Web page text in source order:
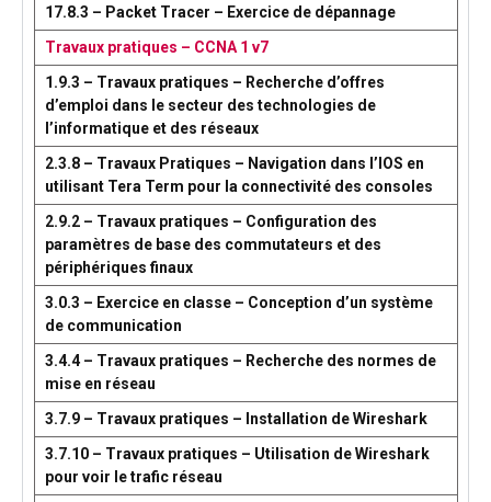
17.8.3 – Packet Tracer – Exercice de dépannage
Travaux pratiques – CCNA 1 v7
1.9.3 – Travaux pratiques – Recherche d’offres
d’emploi dans le secteur des technologies de
l’informatique et des réseaux
2.3.8 – Travaux Pratiques – Navigation dans l’IOS en
utilisant Tera Term pour la connectivité des consoles
2.9.2 – Travaux pratiques – Configuration des
paramètres de base des commutateurs et des
périphériques finaux
3.0.3 – Exercice en classe – Conception d’un système
de communication
3.4.4 – Travaux pratiques – Recherche des normes de
mise en réseau
3.7.9 – Travaux pratiques – Installation de Wireshark
3.7.10 – Travaux pratiques – Utilisation de Wireshark
pour voir le trafic réseau